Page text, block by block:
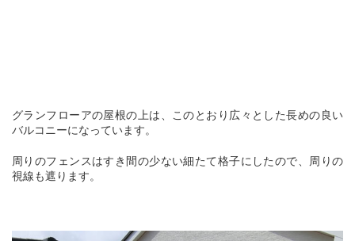
グランフローアの屋根の上は、このとおり広々とした長めの良い
バルコニーになっています。
周りのフェンスはすき間の少ない細たて格子にしたので、周りの
視線も遮ります。